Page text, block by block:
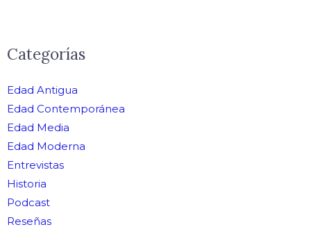
Categorías
Edad Antigua
Edad Contemporánea
Edad Media
Edad Moderna
Entrevistas
Historia
Podcast
Reseñas